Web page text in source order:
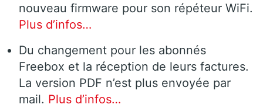
nouveau firmware pour son répéteur WiFi.
Plus d’infos…
Du changement pour les abonnés
Freebox et la réception de leurs factures.
La version PDF n’est plus envoyée par
mail. Plus d’infos…